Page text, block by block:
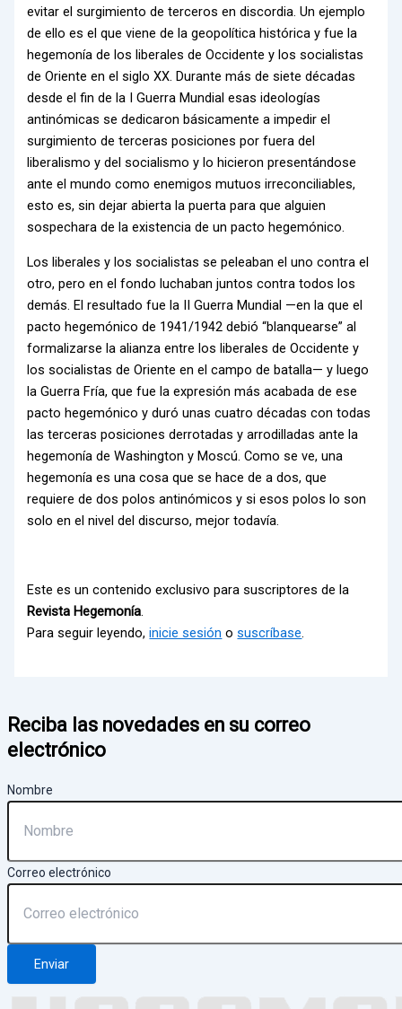
evitar el surgimiento de terceros en discordia. Un ejemplo
de ello es el que viene de la geopolítica histórica y fue la
hegemonía de los liberales de Occidente y los socialistas
de Oriente en el siglo XX. Durante más de siete décadas
desde el fin de la I Guerra Mundial esas ideologías
antinómicas se dedicaron básicamente a impedir el
surgimiento de terceras posiciones por fuera del
liberalismo y del socialismo y lo hicieron presentándose
ante el mundo como enemigos mutuos irreconciliables,
esto es, sin dejar abierta la puerta para que alguien
sospechara de la existencia de un pacto hegemónico.
Los liberales y los socialistas se peleaban el uno contra el
otro, pero en el fondo luchaban juntos contra todos los
demás. El resultado fue la II Guerra Mundial —en la que el
pacto hegemónico de 1941/1942 debió “blanquearse” al
formalizarse la alianza entre los liberales de Occidente y
los socialistas de Oriente en el campo de batalla— y luego
la Guerra Fría, que fue la expresión más acabada de ese
pacto hegemónico y duró unas cuatro décadas con todas
las terceras posiciones derrotadas y arrodilladas ante la
hegemonía de Washington y Moscú. Como se ve, una
hegemonía es una cosa que se hace de a dos, que
requiere de dos polos antinómicos y si esos polos lo son
solo en el nivel del discurso, mejor todavía.
Este es un contenido exclusivo para suscriptores de la
Revista Hegemonía.
Para seguir leyendo,inicie sesión osuscríbase.
Reciba las novedades en su correo
electrónico
Nombre
Correo electrónico
Enviar